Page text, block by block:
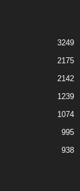
3249
2175
2142
1239
1074
995
938